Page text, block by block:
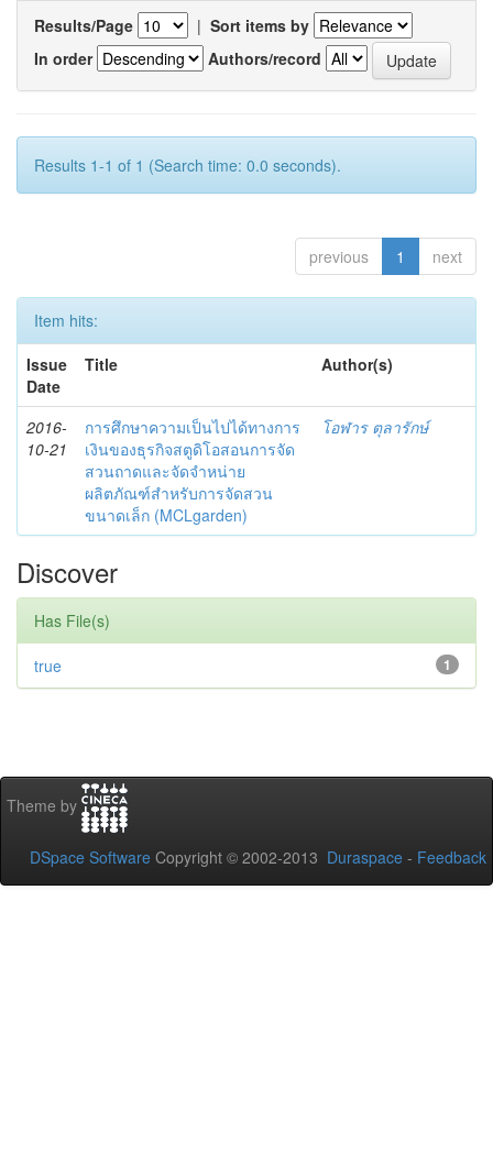
Results/Page | Sort items by
In order
Authors/record
Results 1-1 of 1 (Search time: 0.0 seconds).
previous 1 next
Item hits:
Issue
Date
Title Author(s)
2016-
10-21
การศึกษาความเป็นไปได้ทางการ
เงินของธุรกิจสตูดิโอสอนการจัด
สวนถาดและจัดจำหน่าย
ผลิตภัณฑ์สำหรับการจัดสวน
ขนาดเล็ก (MCLgarden)
โอฬาร ตุลารักษ์
Discover
Has File(s)
1
true
Theme by
DSpace Software Copyright © 2002-2013 Duraspace - Feedback